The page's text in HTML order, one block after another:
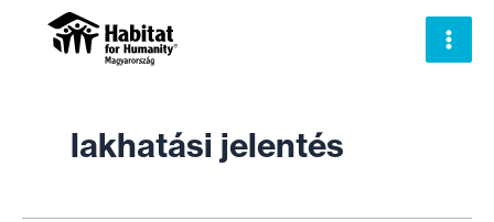
lakhatási jelentés